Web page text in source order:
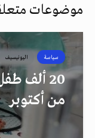
موضوعات
سياسة اليونيسيف
20 ألف
من أكتوبر